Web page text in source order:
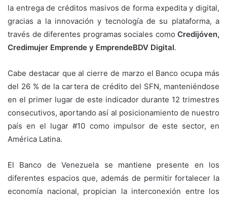
la entrega de créditos masivos de forma expedita y digital,
gracias a la innovación y tecnología de su plataforma, a
través de diferentes programas sociales como Credijóven,
Credimujer Emprende y EmprendeBDV Digital.
Cabe destacar que al cierre de marzo el Banco ocupa más
del 26 % de la cartera de crédito del SFN, manteniéndose
en el primer lugar de este indicador durante 12 trimestres
consecutivos, aportando así al posicionamiento de nuestro
país en el lugar #10 como impulsor de este sector, en
América Latina.
El Banco de Venezuela se mantiene presente en los
diferentes espacios que, además de permitir fortalecer la
economía nacional, propician la interconexión entre los